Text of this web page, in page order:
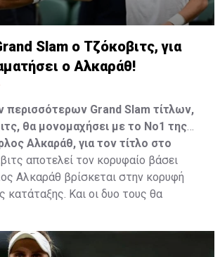
Slam ο Τζόκοβιτς, για
ο Αλκαράθ!
περισσότερων Grand Slam τίτλων,
θα μονομαχήσει με το Νο1 της
Αλκαράθ, για τον τίτλο στο
αποτελεί τον κορυφαίο βάσει
Αλκαράθ βρίσκεται στην κορυφή
κατάταξης. Και οι δυο τους θα
16:00, προκειμένου να φανεί ποιος
κορυφή.